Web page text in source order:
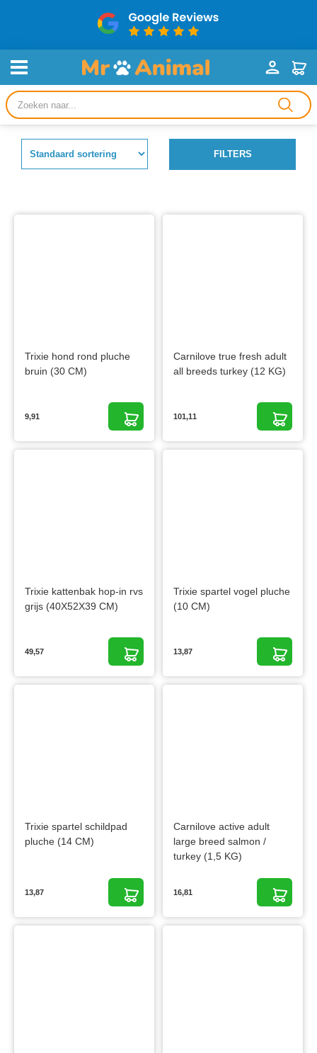
Producten
zoeken
FILTERS
Trixie hond rond pluche
bruin (30 CM)
9,91
Carnilove true fresh adult
all breeds turkey (12 KG)
101,11
Trixie kattenbak hop-in rvs
grijs (40X52X39 CM)
49,57
Trixie spartel vogel pluche
(10 CM)
13,87
Trixie spartel schildpad
pluche (14 CM)
13,87
Carnilove active adult
large breed salmon /
turkey (1,5 KG)
16,81